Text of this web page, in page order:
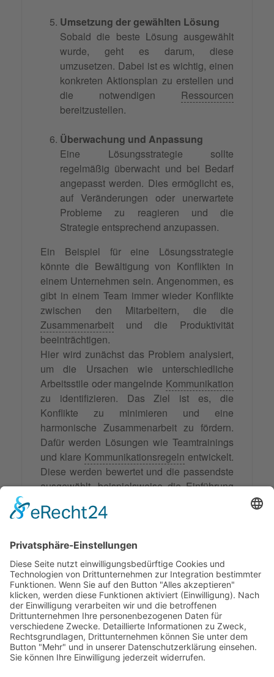
Umsetzung der gewählten Lösung
Sobald die beste Lösung ausgewählt
wurde, geht es darum, diese
umzusetzen. Dabei ist es wichtig, einen
konkreten Aktionsplan zu erstellen und
die notwendigen Ressourcen
bereitzustellen.
Überwachung und Anpassung
Eine Lösungsstrategie sollte
regelmäßig überwacht und bei Bedarf
angepasst werden. Dies ermöglicht es,
auf Veränderungen oder unerwartete
Probleme zu reagieren und die
Strategie entsprechend anzupassen.
Ein Beispiel für eine Lösungsstrategie
könnte die Bewältigung von Konflikten in
einem Unternehmen sein. Angenommen, es
gibt in einem Team immer wieder Konflikte
zwischen den Mitarbeitern, die die
Zusammenarbeit und die Produktivität
beeinträchtigen.
Hier wird zunächst das Problem analysiert,
um die Ursachen wie unterschiedliche
Arbeitsstile oder mangelnde Kommunikation
zu identifizieren. Das Ziel ist es, die
Konflikte zu minimieren und eine
harmonische Zusammenarbeit zu fördern.
Dafür werden Lösungen wie Teamtrainings
und klare Kommunikationsregeln entwickelt.
Diese werden bewertet und die passendste
ausgewählt, beispielsweise die Einführung
Implementierung der Lösung erfolgen
wird überwacht und bei Bedarf angepasst,
um das Zusammenarbeiten im Team
kontinuierlich zu verbessern.
Synonyme: Lösungsstrategien
© 2026 Frank Hartung Ihr Mediator bei Konflikten in Familie,